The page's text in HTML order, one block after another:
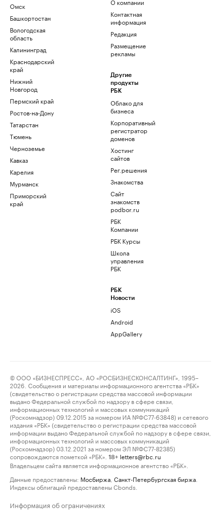
Омск
Башкортостан
Вологодская
область
Калининград
Краснодарский
край
Нижний
Новгород
Пермский край
Ростов-на-Дону
Татарстан
Тюмень
Черноземье
Кавказ
Карелия
Мурманск
Приморский
край
Контактная
информация
Редакция
Размещение
рекламы
Другие
продукты
РБК
Облако для
бизнеса
Корпоративный
регистратор
доменов
Хостинг
сайтов
Рег.решения
Знакомства
Сайт
знакомств
podbor.ru
РБК
Компании
РБК Курсы
Школа
управления
РБК
РБК
Новости
iOS
Android
AppGallery
© ООО «БИЗНЕСПРЕСС», АО «РОСБИЗНЕСКОНСАЛТИНГ», 1995–
2026. Сообщения и материалы информационного агентства «РБК»
(свидетельство о регистрации средства массовой информации
выдано Федеральной службой по надзору в сфере связи,
информационных технологий и массовых коммуникаций
(Роскомнадзор) 09.12.2015 за номером ИА №ФС77-63848) и сетевого
издания «РБК» (свидетельство о регистрации средства массовой
информации выдано Федеральной службой по надзору в сфере связи,
информационных технологий и массовых коммуникаций
(Роскомнадзор) 03.12.2021 за номером ЭЛ №ФС77-82385)
сопровождаются пометкой «РБК».
18+ letters@rbc.ru
Владельцем сайта является информационное агентство «РБК».
Данные предоставлены: Мосбиржа Санкт-Петербургская биржа
Индексы облигаций предоставлены Cbonds.
Информация об ограничениях